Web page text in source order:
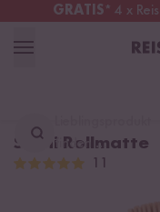
GRATIS* 4 x
Österreich
finden ...
Sushi Rollmatte